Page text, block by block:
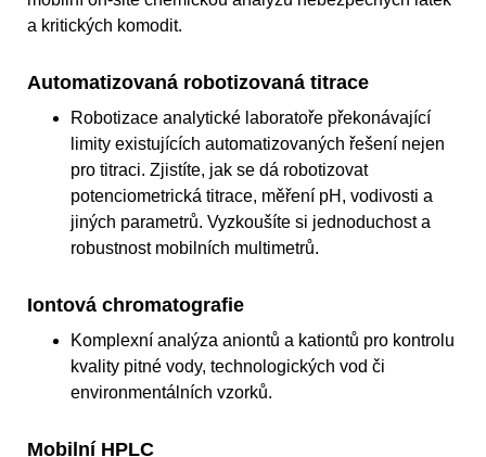
a kritických komodit.
Automatizovaná robotizovaná titrace
Robotizace analytické laboratoře překonávající
limity existujících automatizovaných řešení nejen
pro titraci. Zjistíte, jak se dá robotizovat
potenciometrická titrace, měření pH, vodivosti a
jiných parametrů. Vyzkoušíte si jednoduchost a
robustnost mobilních multimetrů.
Iontová chromatografie
Komplexní analýza aniontů a kationtů pro kontrolu
kvality pitné vody, technologických vod či
environmentálních vzorků.
Mobilní HPLC